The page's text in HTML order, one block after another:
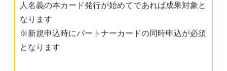
人名義の本カード発行が始めてであれば成果対象と
なります
※新規申込時にパートナーカードの同時申込が必須
となります